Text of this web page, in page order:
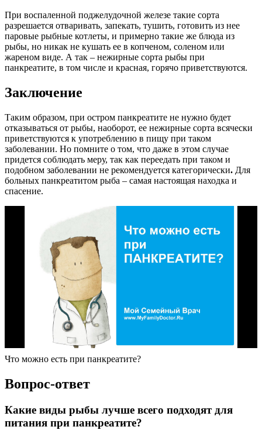
При воспаленной поджелудочной железе такие сорта
разрешается отваривать, запекать, тушить, готовить из нее
паровые рыбные котлеты, и примерно такие же блюда из
рыбы, но никак не кушать ее в копченом, соленом или
жареном виде. А так – нежирные сорта рыбы при
панкреатите, в том числе и красная, горячо приветствуются.
Заключение
Таким образом, при остром панкреатите не нужно будет
отказываться от рыбы, наоборот, ее нежирные сорта всячески
приветствуются к употреблению в пищу при таком
заболевании. Но помните о том, что даже в этом случае
придется соблюдать меру, так как переедать при таком и
подобном заболевании не рекомендуется категорически. Для
больных панкреатитом рыба – самая настоящая находка и
спасение.
Что можно есть при панкреатите?
Вопрос-ответ
Какие виды рыбы лучше всего подходят для
питания при панкреатите?